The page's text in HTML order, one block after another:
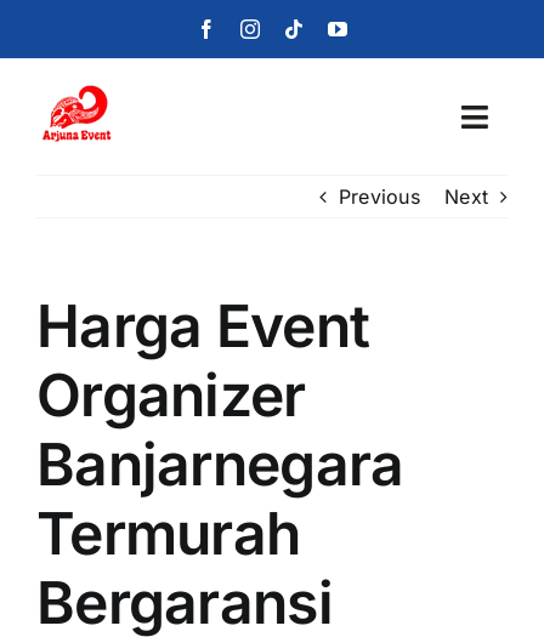
Beranda
Foto
Blog
Hubungi Kami
Previous Next
Harga Event
Organizer
Banjarnegara
Termurah
Bergaransi